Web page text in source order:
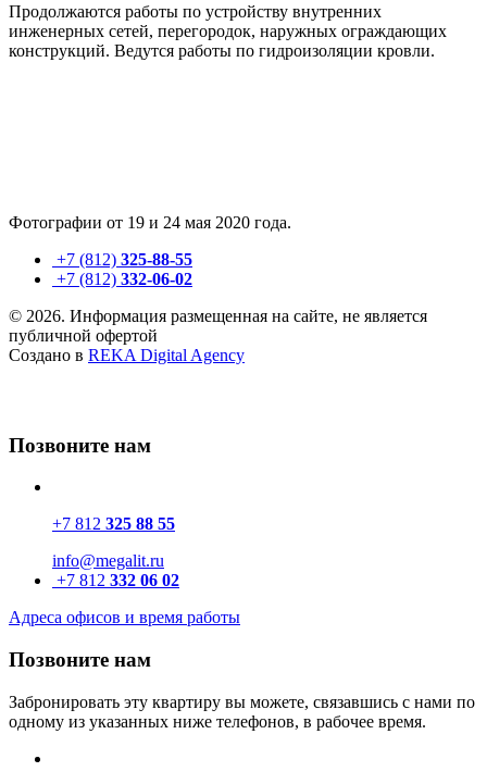
Продолжаются работы по устройству внутренних
инженерных сетей, перегородок, наружных ограждающих
конструкций. Ведутся работы по гидроизоляции кровли.
Фотографии от 19 и 24 мая 2020 года.
+7 (812) 325-88-55
+7 (812) 332-06-02
© 2026. Информация размещенная на сайте, не является
публичной офертой
Создано в REKA Digital Agency
Позвоните нам
+7 812 325 88 55
info@megalit.ru
+7 812 332 06 02
Адреса офисов и время работы
Позвоните нам
Забронировать эту квартиру вы можете, связавшись с нами по
одному из указанных ниже телефонов, в рабочее время.